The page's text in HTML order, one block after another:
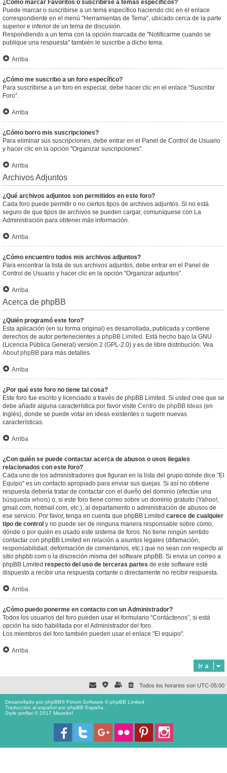
¿Cómo marcar Favoritos o suscribirse a temas específicos?
Puede marcar o suscribirse a un tema específico haciendo clic en el enlace
correspondiente en el menú "Herramientas de Tema", ubicado cerca de la parte
superior e inferior de un tema de discusión.
Respondiendo a un tema con la opción marcada de "Notificarme cuando se
publique una respuesta" también le suscribe a dicho tema.
Arriba
¿Cómo me suscribo a un foro específico?
Para suscribirse a un foro en especial, debe hacer clic en el enlace "Suscribir
Foro".
Arriba
¿Cómo borro mis suscripciones?
Para eliminar sus suscripciones, debe entrar en el Panel de Control de Usuario
y hacer clic en la opción "Organizar suscripciones".
Arriba
Archivos Adjuntos
¿Qué archivos adjuntos son permitidos en este foro?
Cada foro puede permitir o no ciertos tipos de archivos adjuntos. Si no está
seguro de que tipos de archivos se pueden cargar, comuníquese con La
Administración para obtener más información.
Arriba
¿Cómo encuentro todos mis archivos adjuntos?
Para encontrar la lista de sus archivos adjuntos, debe entrar en el Panel de
Control de Usuario y hacer clic en la opción "Organizar adjuntos".
Arriba
Acerca de phpBB
¿Quién programó este foro?
Esta aplicación (en su forma original) es desarrollada, publicada y contiene
derechos de autor pertenecientes a phpBB Limited . Está hecho bajo la GNU
(Licencia Pública General) versión 2 (GPL-2.0) y es de libre distribución. Vea
About phpBB para más detalles.
Arriba
¿Por qué este foro no tiene tal cosa?
Este foro fue escrito y licenciado a través de phpBB Limited. Si usted cree que se
debe añadir alguna característica por favor visite Centro de phpBB Ideas (en
Inglés), donde se puede votar en ideas existentes o sugerir nuevas
características.
Arriba
¿Con quién se puede contactar acerca de abusos o usos ilegales
relacionados con este foro?
Cada uno de los administradores que figuran en la lista del grupo donde dice "El
Equipo" es un contacto apropiado para enviar sus quejas. Si así no obtiene
respuesta debería tratar de contactar con el dueño del dominio (efectúe una
búsqueda whois) o, si este foro tiene correo sobre un dominio gratuito (Yahoo!,
gmail.com, hotmail.com, etc.), al departamento o administración de abusos de
ese servicio. Por favor, tenga en cuenta que phpBB Limited carece de cualquier
tipo de control y no puede ser de ninguna manera responsable sobre cómo,
dónde o por quién es usado este sistema de foros. No tiene ningún sentido
contactar con phpBB Limited en relación a asuntos legales (difamación,
responsabilidad, deformación de comentarios, etc.) que no sean con respecto al
sitio phpbb.com o la discreción misma del software phpBB. Si envia un correo a
phpBB Limited respecto del uso de terceras partes de este software esté
dispuesto a recibir una respuesta cortante o directamente no recibir respuesta.
Arriba
¿Cómo puedo ponerme en contacto con un Administrador?
Todos los usuarios del foro pueden usar el formulario “Contáctenos”, si está
opción ha sido habilitada por el Administrador del foro.
Los miembros del foro también pueden usar el enlace "El equipo".
Arriba
Ir a
Todos los horarios son UTC-05:00
Desarrollado porphpBB® Forum Software © phpBB Limited
Traducción al español porphpBB España
Style proflat © 2017 Mazeltof